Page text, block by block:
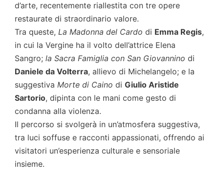
d’arte, recentemente riallestita con tre opere
restaurate di straordinario valore.
Tra queste, La Madonna del Cardo di Emma Regis,
in cui la Vergine ha il volto dell’attrice Elena
Sangro; la Sacra Famiglia con San Giovannino di
Daniele da Volterra, allievo di Michelangelo; e la
suggestiva Morte di Caino di Giulio Aristide
Sartorio, dipinta con le mani come gesto di
condanna alla violenza.
Il percorso si svolgerà in un’atmosfera suggestiva,
tra luci soffuse e racconti appassionati, offrendo ai
visitatori un’esperienza culturale e sensoriale
insieme.